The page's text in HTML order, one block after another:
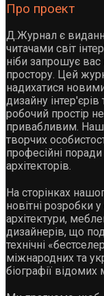
Про проект
Д.Журнал є
читачами світ
ніби запрошує вас
простору. Цей
надихатися
дизайну
робочий простір
привабливим. Наші
творчих
професійні
архітекторів.
На сторінках
новітні розробки
архітектури,
дизайнерів, що
технічні
міжнародних та
біографії відомих